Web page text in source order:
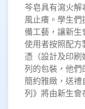
芩皂具有瀉火解
風止癢。學生們
備工藝，讓新生
使用者按照配方
憑（設計及印刷
列的包裝，他們
簡約雅緻，送禮
列》將由新生會